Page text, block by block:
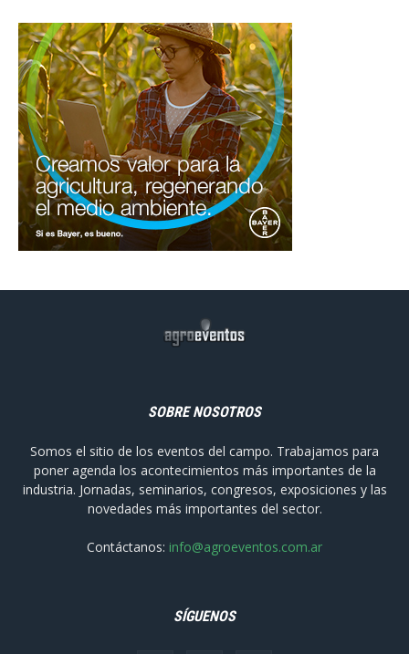
SOBRE NOSOTROS
Somos el sitio de los eventos del campo. Trabajamos para
poner agenda los acontecimientos más importantes de la
industria. Jornadas, seminarios, congresos, exposiciones y las
novedades más importantes del sector.
Contáctanos: info@agroeventos.com.ar
SÍGUENOS